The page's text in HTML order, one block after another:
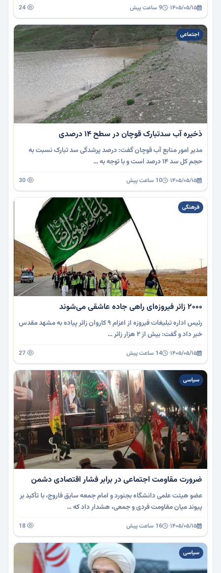
۱۴۰۵/۰۵/۱۵· 9 ساعت پیش
اجتماعی
ذخیره آب سدتبارک قوچان در سطح ۱۴ درصدی
مدیر امور منابع آب قوچان گفت: درصد پرشدگی سد تبارک نسبت به
حجم کل سد ۱۴ درصد است و با توجه به …
۱۴۰۵/۰۵/۱۵· 10 ساعت پیش
فرهنگی
۲۰۰۰ زائر فیروزه‌ای راهی جاده عاشقی می‌شوند
رئیس اداره تبلیغات فیروزه از اعزام ۹ کاروان زائر پیاده به مشهد مقدس
خبر داد و گفت: بیش از ۲ هزار زائر …
۱۴۰۵/۰۵/۱۵· 14 ساعت پیش
سیاسی
ضرورت مقاومت اجتماعی در برابر فشار اقتصادی دشمن
عضو هیئت علمی دانشگاه بجنورد و امام جمعه سابق فاروج، با تأکید بر
پیوند میان مقاومت فردی و جمعی، هشدار داد که …
۱۴۰۵/۰۵/۱۵· 16 ساعت پیش
سیاسی